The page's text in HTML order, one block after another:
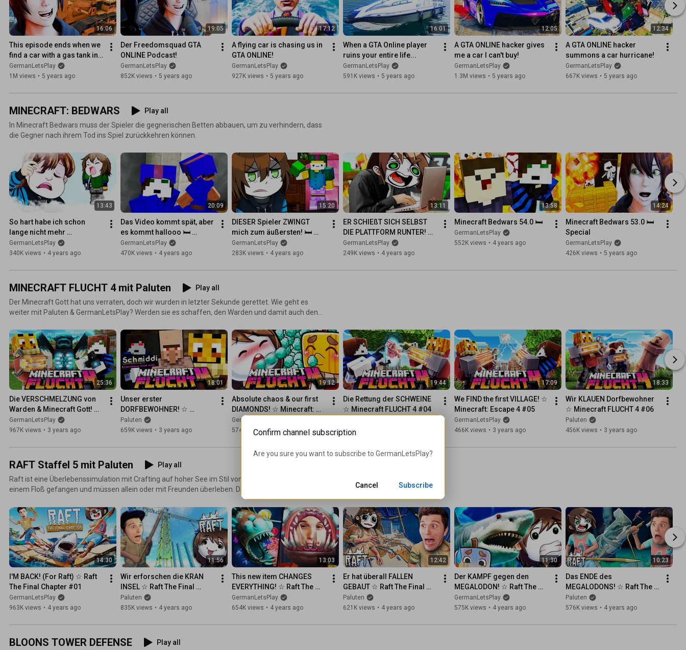
das er in Fahrzeuge, Wohnungen, Waffen usw. investieren kann. Außerdem lassen sich im Editor
Missionen selbst gestalten und anderen Spielern zur Verfügung stellen. Ein GTA Online Gameplay
| Lets Play mit GermanLetsPlay und freunden.
16:06
This episode ends when we
find a car with a gas tank in
GTA ONLINE... not.
GermanLetsPlay
1M views • 5 years ago
19:05
Der Freedomsquad GTA
ONLINE Podcast!
GermanLetsPlay
852K views • 5 years ago
17:12
A flying car is chasing us in
GTA ONLINE!
GermanLetsPlay
927K views • 5 years ago
16:01
When a GTA Online player
ruins your entire life...
GermanLetsPlay
591K views • 5 years ago
12:05
A GTA ONLINE hacker gives
me a car I can't buy!
GermanLetsPlay
1.3M views • 5 years ago
12:34
A GTA ONLINE hacker
summons a car hurricane!
GermanLetsPlay
667K views • 5 years ago
MINECRAFT: BEDWARS
Play all
In Minecraft Bedwars muss der Spieler die gegnerischen Betten abbauen, um zu verhindern, dass
die Gegner nach ihrem Tod ins Spiel zurückkehren können.
13:43
So hart habe ich schon
lange nicht mehr
abgezittert! 🛏️ Minecraft:
Bedwars
GermanLetsPlay
340K views • 4 years ago
20:09
Das Video kommt spät, aber
es kommt hallooo 🛏️
Minecraft: Bedwars
GermanLetsPlay
470K views • 4 years ago
15:20
DIESER Spieler ZWINGT
mich zum äußersten! 🛏️
Minecraft: Bedwars
GermanLetsPlay
283K views • 4 years ago
13:11
ER SCHIEßT SICH SELBST
DIE PLATTFORM RUNTER! 🛏️
Minecraft: Bedwars
GermanLetsPlay
249K views • 4 years ago
13:58
Minecraft Bedwars 54.0 🛏️
GermanLetsPlay
552K views • 4 years ago
14:24
Minecraft Bedwars 53.0 🛏️
Special
GermanLetsPlay
426K views • 5 years ago
MINECRAFT FLUCHT 4 mit Paluten
Play all
Der Minecraft Gott hat uns verraten, doch wir wurden in letzter Sekunde gerettet. Wie geht es
weiter mit Paluten & GermanLetsPlay? Werden sie es schaffen, den Warden und damit auch den
25:36
Die VERSCHMELZUNG von
Warden & Minecraft Gott! ☆
Minecraft: Flucht 4 #01
GermanLetsPlay
967K views • 3 years ago
18:01
Unser erster
DORFBEWOHNER! ☆
Minecraft FLUCHT 4 #02
Paluten
659K views • 3 years ago
19:12
Absolute chaos & our first
DIAMONDS! ☆ Minecraft:
Escape 4 #03
GermanLetsPlay
574K views • 3 years ago
19:44
Die Rettung der SCHWEINE
☆ Minecraft FLUCHT 4 #04
506K views
17:09
We FIND the first VILLAGE! ☆
Minecraft: Escape 4 #05
GermanLetsPlay
466K views • 3 years ago
18:33
Wir KLAUEN Dorfbewohner
☆ Minecraft FLUCHT 4 #06
Paluten
456K views • 3 years ago
RAFT Staffel 5 mit Paluten
Play all
Raft ist eine Überlebenssimulation mit Crafting auf hoher See im Stil von Subnautica. Wir sind auf
einem Floß gefangen und müssen allein oder mit Freunden überleben. Dazu müssen wir Treibgut
sammeln und tauchen, um unser Floß immer weiter zu verbessern und auszubauen. Gleichzeitig
müssen wir Hunger und Durst im Auge behalten und uns vor Meeresräubern wie Haien in Acht
nehmen. Immerhin können wir auch Waffen bauen und uns verteidigen. Raft THE FINAL CHAPTER
mit Paluten & GermanLetsPlay.
14:30
I'M BACK! (For Raft) ☆ Raft
The Final Chapter #01
GermanLetsPlay
963K views • 4 years ago
11:56
Wir erforschen die KRAN
INSEL ☆ Raft The Final
Chapter #02
Paluten
835K views • 4 years ago
13:03
This new item CHANGES
EVERYTHING! ☆ Raft The
Final Chapter #03
GermanLetsPlay
654K views • 4 years ago
12:42
Er hat überall FALLEN
GEBAUT ☆ Raft The Final
Chapter #04
Paluten
621K views • 4 years ago
11:30
Der KAMPF gegen den
MEGALODON! ☆ Raft The
Final Chapter #05
GermanLetsPlay
575K views • 4 years ago
10:23
Das ENDE des
MEGALODONS! ☆ Raft The
Final Chapter #06
Paluten
576K views • 4 years ago
BLOONS TOWER DEFENSE
Play all
Confirm channel subscription
Are you sure you want to subscribe to GermanLetsPlay?
Cancel Subscribe